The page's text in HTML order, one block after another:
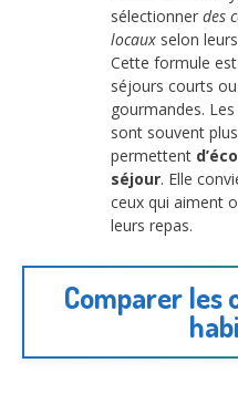
sélectionner des
locaux selon
Cette formule
séjours courts
gourmandes.
sont souvent
permettent
séjour. Elle
ceux qui aiment
leurs repas.
Comparer les